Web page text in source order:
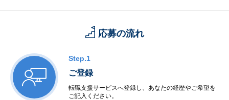
応募の流れ
Step.1
ご登録
転職支援サービスへ登録し、あなたの経歴やご希望を
ご記入ください。